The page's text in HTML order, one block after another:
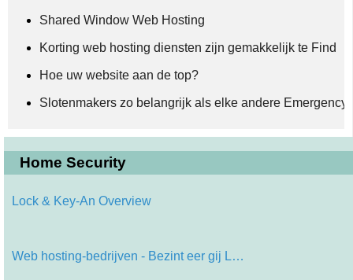
Shared Window Web Hosting
Korting web hosting diensten zijn gemakkelijk te Find
Hoe uw website aan de top?
Slotenmakers zo belangrijk als elke andere Emergency
Home Security
Lock & Key-An Overview
Web hosting-bedrijven - Bezint eer gij L…